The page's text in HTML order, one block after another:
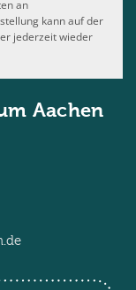
an
kann auf der
jederzeit wieder
Aachen